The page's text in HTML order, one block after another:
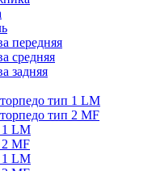
передняя
средняя
задняя
тип 1 LM
тип 2 MF
1 LM
MF
1 LM